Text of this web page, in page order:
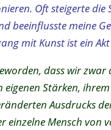
Oft steigerte
beeinflusste meine
mit Kunst ist ein
dass wir
Stärken,
Ausdrucks
einzelne Mensch